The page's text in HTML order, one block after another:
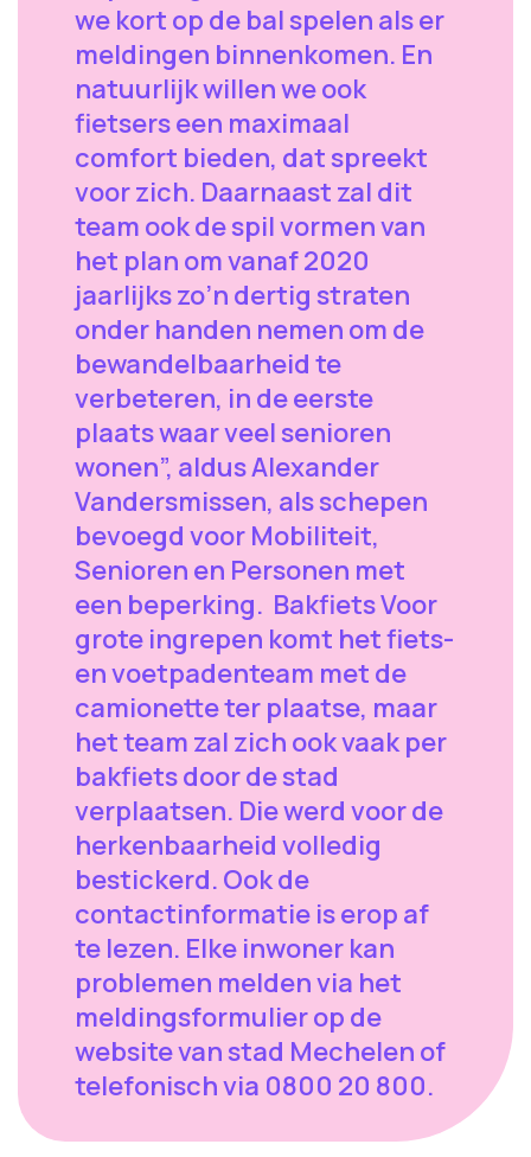
we kort op de bal spelen als er
meldingen binnenkomen. En
natuurlijk willen we ook
fietsers een maximaal
comfort bieden, dat spreekt
voor zich. Daarnaast zal dit
team ook de spil vormen van
het plan om vanaf 2020
jaarlijks zo’n dertig straten
onder handen nemen om de
bewandelbaarheid te
verbeteren, in de eerste
plaats waar veel senioren
wonen”, aldus Alexander
Vandersmissen, als schepen
bevoegd voor Mobiliteit,
Senioren en Personen met
een beperking. Bakfiets Voor
grote ingrepen komt het fiets-
en voetpadenteam met de
camionette ter plaatse, maar
het team zal zich ook vaak per
bakfiets door de stad
verplaatsen. Die werd voor de
herkenbaarheid volledig
bestickerd. Ook de
contactinformatie is erop af
te lezen. Elke inwoner kan
problemen melden via het
meldingsformulier op de
website van stad Mechelen of
telefonisch via 0800 20 800.